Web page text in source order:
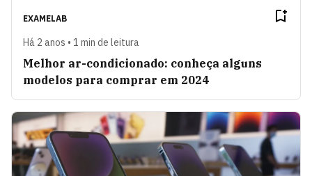
EXAMELAB
Há 2 anos • 1 min de leitura
Melhor ar-condicionado: conheça alguns
modelos para comprar em 2024